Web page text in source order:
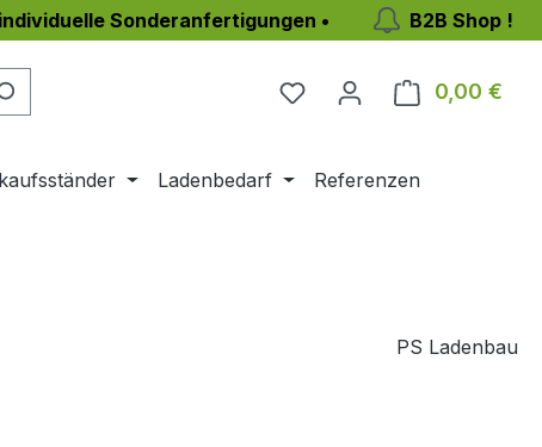
Sonderanfertigungen • B2B Shop !
Du hast 0 Produkte auf
0,00 €
Ladenbedarf
Referenzen
PS Ladenbau